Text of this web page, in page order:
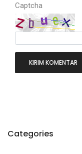
Captcha
Categories